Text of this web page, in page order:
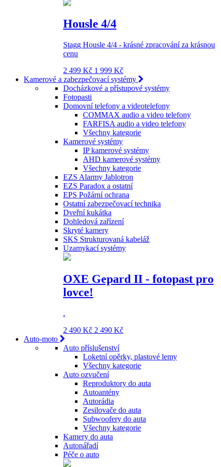
Housle 4/4
Stagg Housle 4/4 - krásné zpracování za krásnou
cenu
2 499 Kč 1 999 Kč
Kamerové a zabezpečovací systémy
Docházkové a přístupové systémy
Fotopasti
Domovní telefony a videotelefony
COMMAX audio a video telefony
FARFISA audio a video telefony
Všechny kategorie
Kamerové systémy
IP kamerové systémy
AHD kamerové systémy
Všechny kategorie
EZS Alarmy Jablotron
EZS Paradox a ostatní
EPS Požární ochrana
Ostatní zabezpečovací technika
Dveřní kukátka
Dohledová zařízení
Skryté kamery
SKS Strukturovaná kabeláž
Uzamykací systémy
OXE Gepard II - fotopast pro
lovce!
.
2 490 Kč 2 490 Kč
Auto-moto
Auto příslušenství
Loketní opěrky, plastové lemy
Všechny kategorie
Auto ozvučení
Reproduktory do auta
Autoantény
Autorádia
Zesilovače do auta
Subwoofery do auta
Všechny kategorie
Kamery do auta
Autonářadí
Péče o auto